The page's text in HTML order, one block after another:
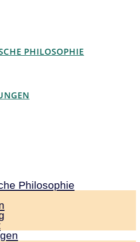
PHILOSOPHIE
Philosophie